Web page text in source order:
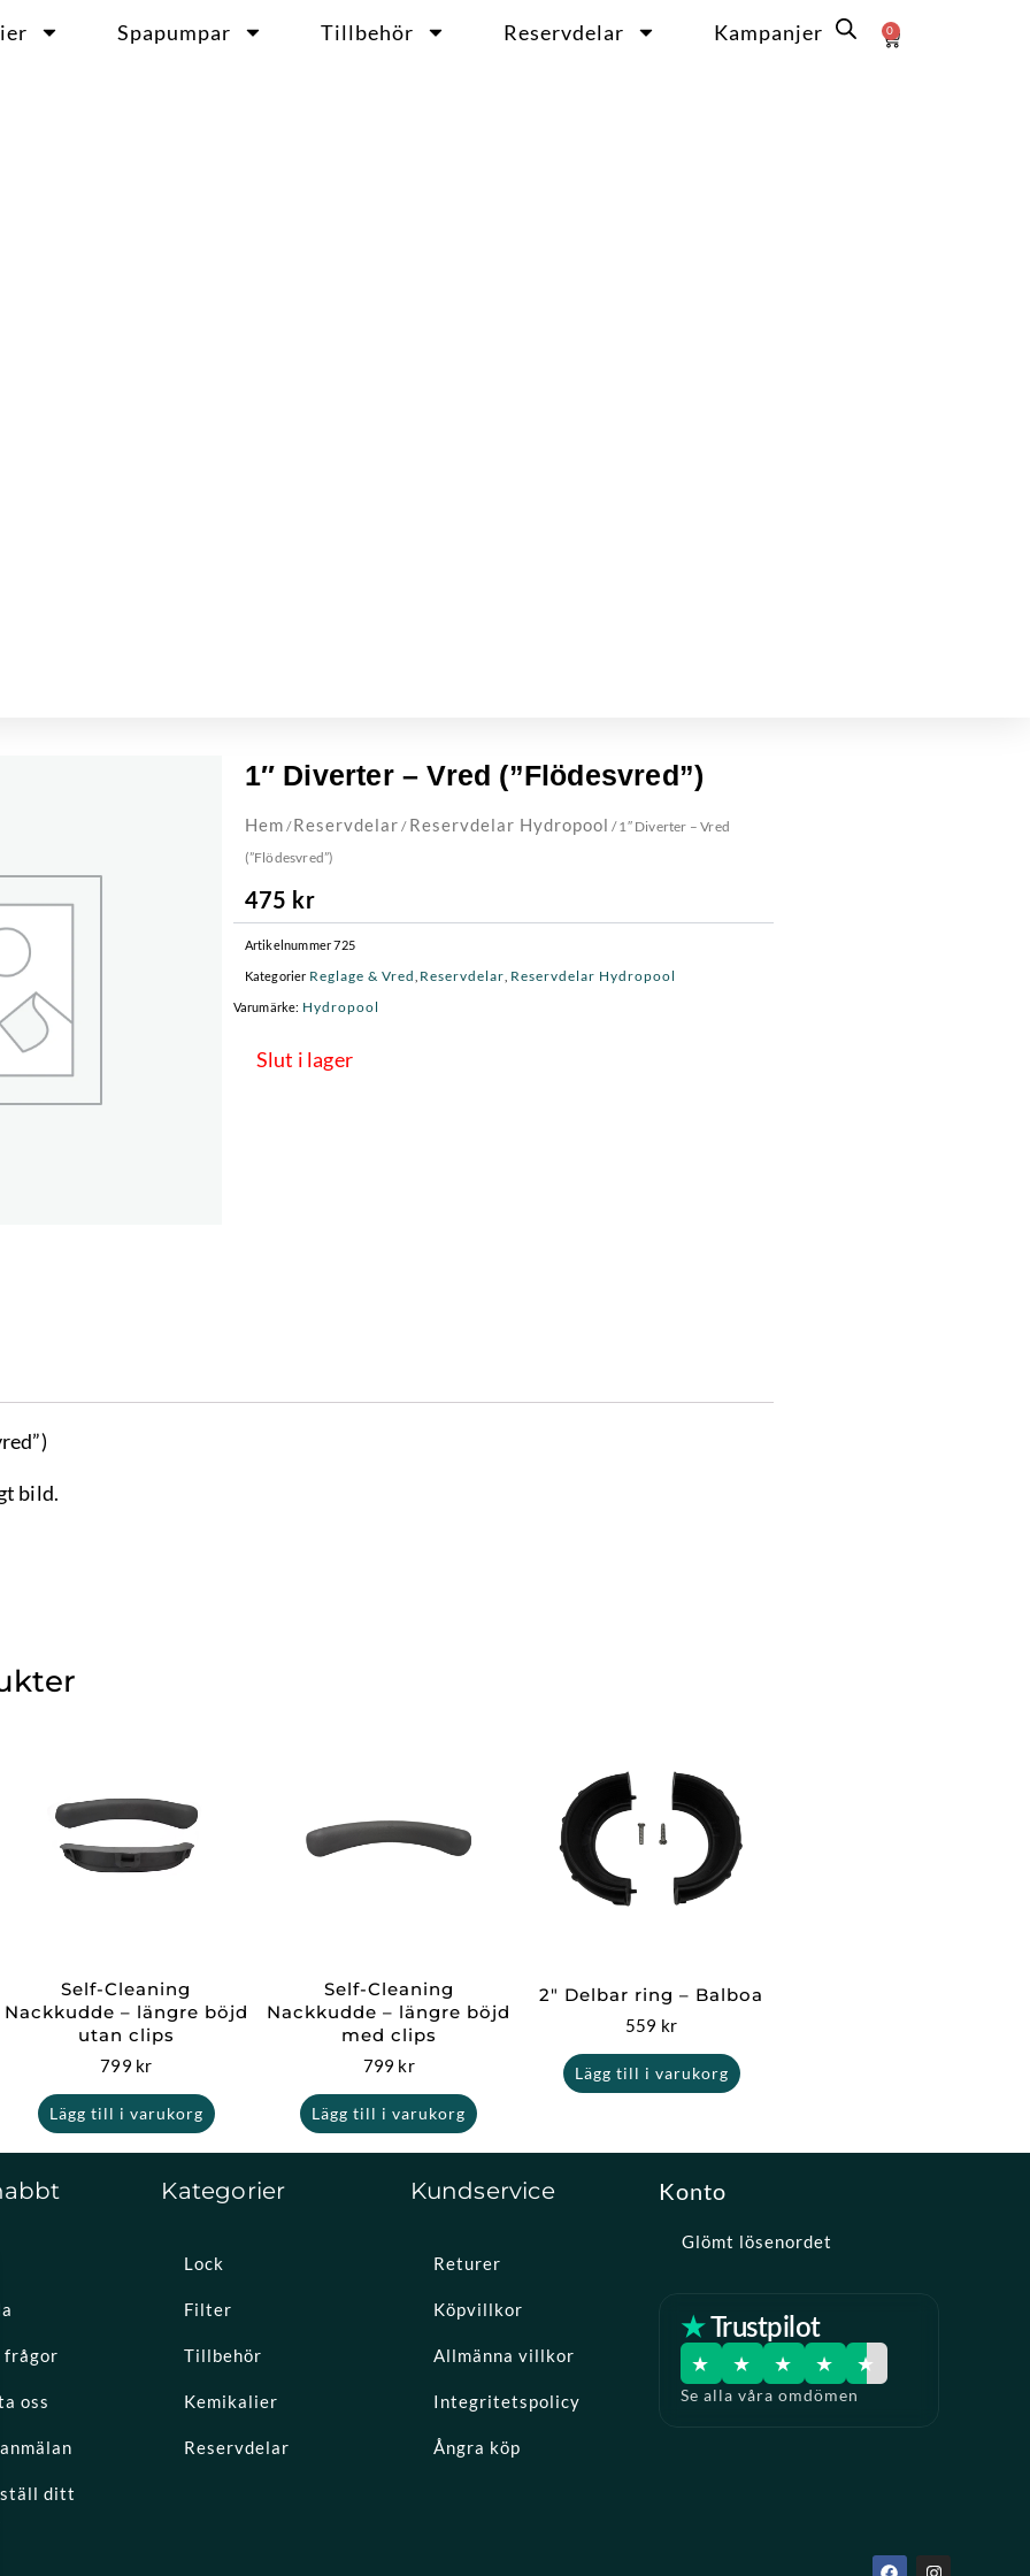
Spapumpar Tillbehör Reservdelar Kampanjer 0
Varukorg
1″ Diverter – Vred (”Flödesvred”)
Hem /Reservdelar / Reservdelar Hydropool / 1″ Diverter – Vred
(”Flödesvred”)
475 kr
Artikelnummer725
Kategorier Reglage & Vred Reservdelar Reservdelar Hydropool
Varumärke: Hydropool
Slut i lager
bild.
Self-Cleaning
Nackkudde – längre böjd
utan clips
799 kr
Lägg till i varukorg
Self-Cleaning
Nackkudde – längre böjd
med clips
799 kr
Lägg till i varukorg
2″ Delbar ring – Balboa
559 kr
Lägg till i varukorg
frågor
oss
ditt
Kategorier
Lock
Filter
Tillbehör
Kemikalier
Reservdelar
Kundservice
Returer
Köpvillkor
Allmänna villkor
Integritetspolicy
Ångra köp
Konto
Glömt lösenordet
★ Trustpilot
★ ★ ★ ★ ★
Se alla våra omdömen
F
I